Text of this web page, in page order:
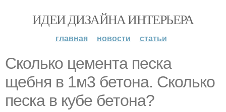
ИДЕИ ДИЗАЙНА ИНТЕРЬЕРА
главная новости статьи
Сколько цемента песка
щебня в 1м3 бетона. Сколько
песка в кубе бетона?